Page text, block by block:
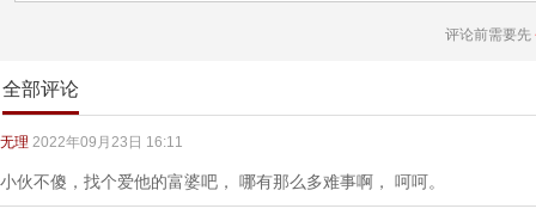
评论前需要先
全部评论
无理 2022年09月23日 16:11
小伙不傻，找个爱他的富婆吧， 哪有那么多难事啊， 呵呵。